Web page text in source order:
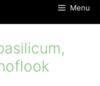
Menu